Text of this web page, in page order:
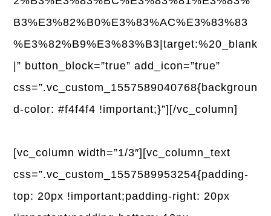
B3%E3%82%B0%E3%83%AC%E3%83%83
%E3%82%B9%E3%83%B3|target:%20_blank
|” button_block=”true” add_icon=”true”
css=”.vc_custom_1557589040768{backgroun
d-color: #f4f4f4 !important;}”][/vc_column]
[vc_column width=”1/3″][vc_column_text
css=”.vc_custom_1557589953254{padding-
top: 20px !important;padding-right: 20px